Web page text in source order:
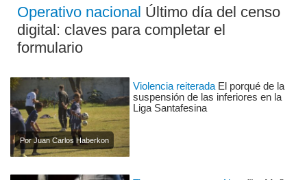
Operativo nacional Último día del censo
digital: claves para completar el
formulario
Por Juan Carlos Haberkon
Violencia reiterada El porqué de la
suspensión de las inferiores en la
Liga Santafesina